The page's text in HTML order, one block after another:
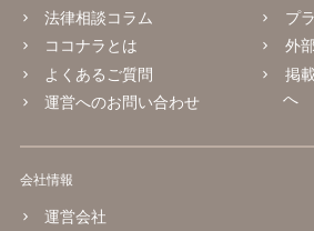
法律相談コラム
ココナラとは
よくあるご質問
運営へのお問い合わせ
プ
外
掲
へ
会社情報
運営会社